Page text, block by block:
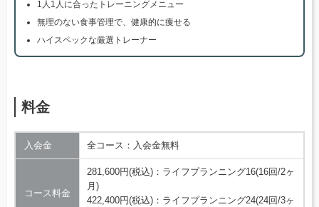
1人1人に合ったトレーニングメニュー
無理のない食事管理で、健康的に痩せる
ハイスペックな厳選トレーナー
料金
入会金 全コース：入会金無料
コース料金
281,600円(税込)：ライフプランニング16(16回/2ヶ
月)
422,400円(税込)：ライフプランニング24(24回/3ヶ